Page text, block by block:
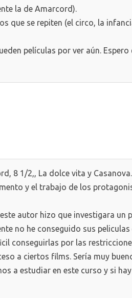
la de Amarcord).
que se repiten (el circo, la
películas por ver aún. Espero
8 1/2,, La dolce vita y
y el trabajo de los
autor hizo que investigara un
no he conseguido sus peliculas
conseguirlas por las
a ciertos films. Sería muy
a estudiar en este curso y si